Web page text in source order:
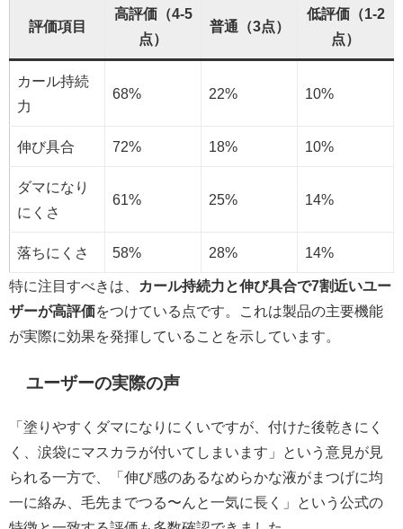
評価項目
高評価（4-5
点）
普通（3点）
低評価（1-2
点）
カール持続
力
68% 22% 10%
伸び具合 72% 18% 10%
ダマになり
にくさ
61% 25% 14%
落ちにくさ 58% 28% 14%
特に注目すべきは、
カール持続力と伸び具合で7割近いユー
ザーが高評価をつけている点です。これは製品の主要機能
が実際に効果を発揮していることを示しています。
ユーザーの実際の声
「塗りやすくダマになりにくいですが、付けた後乾きにく
く、涙袋にマスカラが付いてしまいます」という意見が見
られる一方で、「伸び感のあるなめらかな液がまつげに均
一に絡み、毛先までつる〜んと一気に長く」という公式の